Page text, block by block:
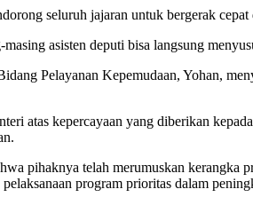
seluruh jajaran untuk bergerak
masing asisten deputi bisa langsung
Pelayanan Kepemudaan, Yohan,
atas kepercayaan yang diberikan
pihaknya telah merumuskan kerangka
program prioritas dalam